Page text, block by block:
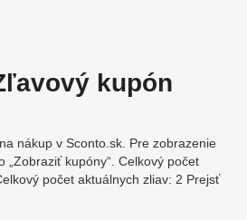
kupón
nákup v Sconto.sk. Pre zobrazenie
„Zobraziť kupóny“. Celkový počet
počet aktuálnych zliav: 2 Prejsť